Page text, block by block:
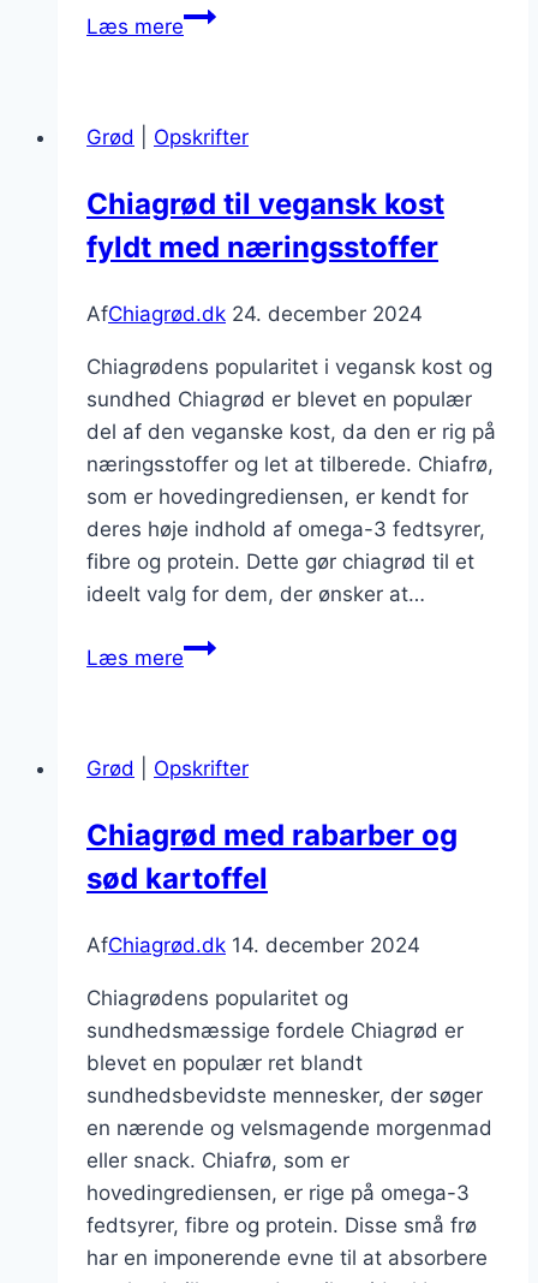
Læs mereChiagrød
banan
Grød Opskrifter
Chiagrød til vegansk kost
fyldt med næringsstoffer
AfChiagrød.dk 24. december 2024
Chiagrødens popularitet i vegansk kost og
sundhed Chiagrød er blevet en populær
del af den veganske kost, da den er rig på
næringsstoffer og let at tilberede. Chiafrø,
som er hovedingrediensen, er kendt for
deres høje indhold af omega-3 fedtsyrer,
fibre og protein. Dette gør chiagrød til et
ideelt valg for dem, der ønsker at…
Læs mereChiagrød
fyldt
næringsstoffer
Grød Opskrifter
Chiagrød med rabarber og
sød kartoffel
AfChiagrød.dk 14. december 2024
Chiagrødens popularitet og
sundhedsmæssige fordele Chiagrød er
blevet en populær ret blandt
sundhedsbevidste mennesker, der søger
en nærende og velsmagende morgenmad
eller snack. Chiafrø, som er
hovedingrediensen, er rige på omega-3
fedtsyrer, fibre og protein. Disse små frø
har en imponerende evne til at absorbere